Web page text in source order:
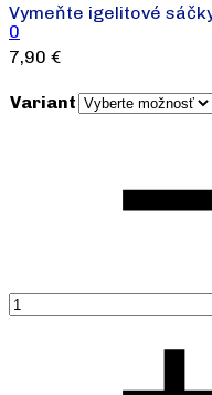
0
Vymeňte igelitové
7,90 €
Variant